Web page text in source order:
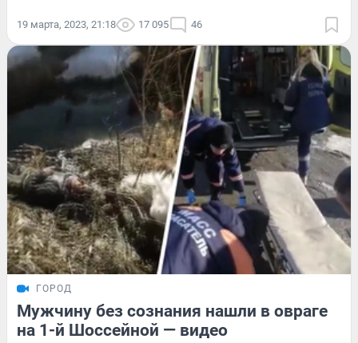
19 марта, 2023, 21:18 17 095 46
ГОРОД
Мужчину без сознания нашли в овраге
на 1-й Шоссейной — видео